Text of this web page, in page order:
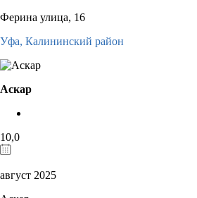
Ферина улица, 16
Уфа, Калининский район
Аскар
10,0
август 2025